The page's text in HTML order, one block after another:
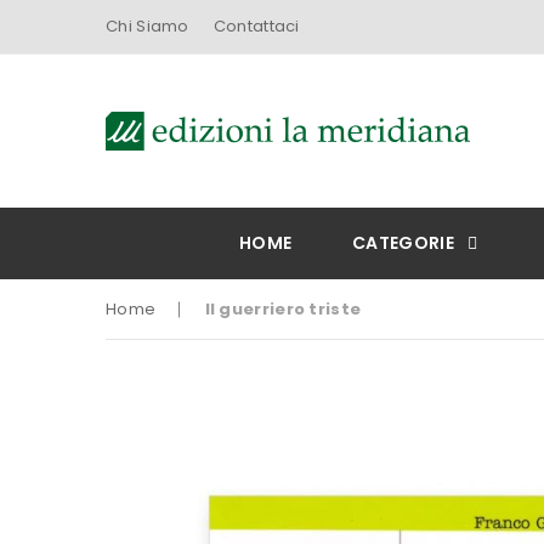
Chi Siamo Contattaci
HOME CATEGORIE
Home Il guerriero triste